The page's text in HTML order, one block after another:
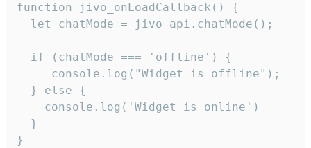
function jivo_onLoadCallback() {
  let chatMode = jivo_api.chatMode();
  if (chatMode === 'offline') {
     console.log("Widget is offline");
  } else {
    console.log('Widget is online')
  }
}